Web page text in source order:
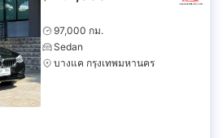
97,000 กม.
Sedan
บางแค กรุงเทพมหานคร